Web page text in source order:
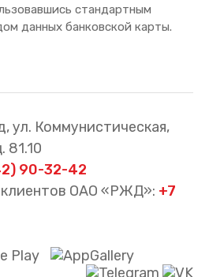
стандартным
данных банковской карты.
ул. Коммунистическая,
81.10
90-32-42
ОАО «РЖД»: +7